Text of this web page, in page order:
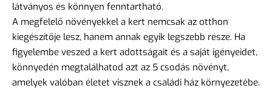
látványos és könnyen fenntartható.
A megfelelő növényekkel a kert nemcsak az otthon
kiegészítője lesz, hanem annak egyik legszebb része. Ha
figyelembe veszed a kert adottságait és a saját igényeidet,
könnyedén megtalálhatod azt az 5 csodás növényt,
amelyek valóban életet visznek a családi ház környezetébe.